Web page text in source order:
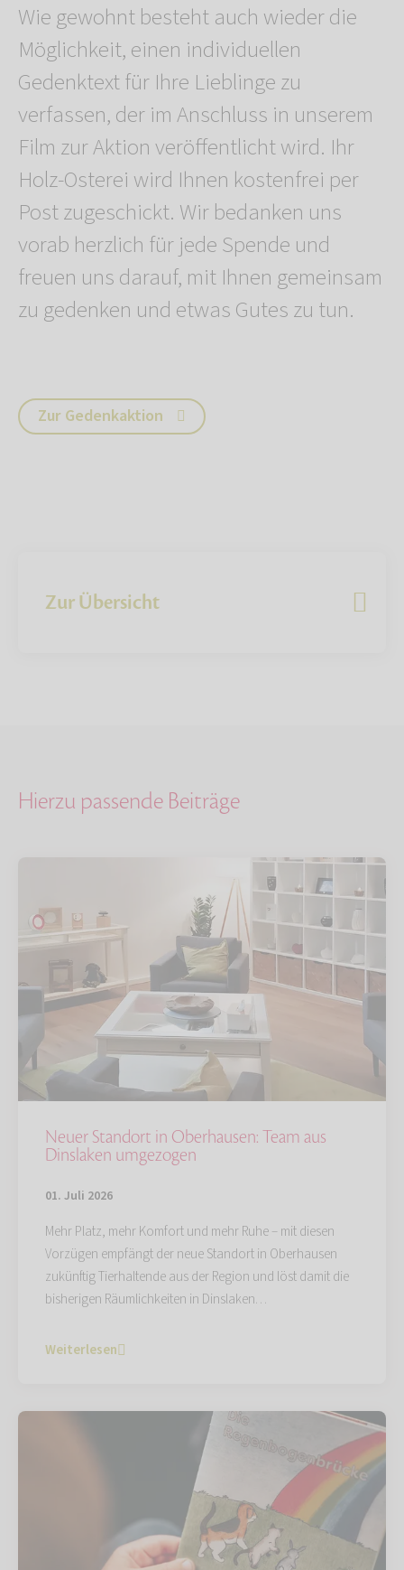
Wie gewohnt besteht auch wieder die
Möglichkeit, einen individuellen
Gedenktext für Ihre Lieblinge zu
verfassen, der im Anschluss in unserem
Film zur Aktion veröffentlicht wird. Ihr
Holz-Osterei wird Ihnen kostenfrei per
Post zugeschickt. Wir bedanken uns
vorab herzlich für jede Spende und
freuen uns darauf, mit Ihnen gemeinsam
zu gedenken und etwas Gutes zu tun.
Zur Gedenkaktion
Zur Übersicht
Hierzu passende Beiträge
Neuer Standort in Oberhausen: Team aus
Dinslaken umgezogen
01. Juli 2026
Mehr Platz, mehr Komfort und mehr Ruhe – mit diesen
Vorzügen empfängt der neue Standort in Oberhausen
zukünftig Tierhaltende aus der Region und löst damit die
bisherigen Räumlichkeiten in Dinslaken…
Weiterlesen